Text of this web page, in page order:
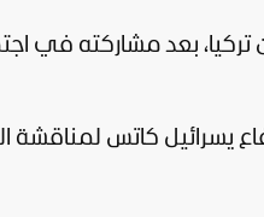
تركيا، بعد مشاركته في
يسرائيل كاتس لمناقشة